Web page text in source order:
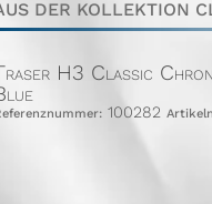
DER KOLLEKTION
H3 Classic
100282